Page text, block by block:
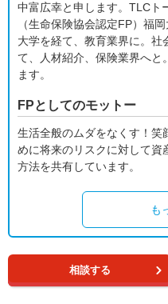
中富広幸と申します。TLCト
（生命保険協会認定FP）福
大学を経て、教育業界に。社
て、人材紹介、保険業界へ
ます。
FPとしてのモットー
生活全般のムダをなくす！笑
めに将来のリスクに対して資
方法を共有しています。
も
相談する